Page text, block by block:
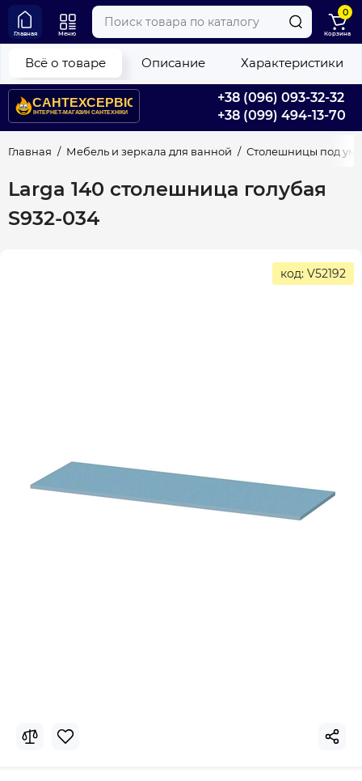
+38 (096) 093-32-32
+38 (099) 494-13-70
Главная Меню
0
Корзина
Главная Мебель и зеркала для ванной Столешницы под
Larga 140 столешница голубая
S932-034
Всё о товаре Описание Характеристики
код: V52192